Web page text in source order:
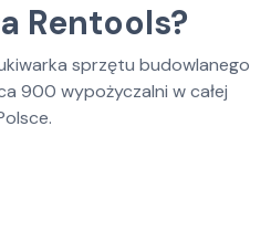
Rentools?
sprzętu budowlanego
900 wypożyczalni w całej